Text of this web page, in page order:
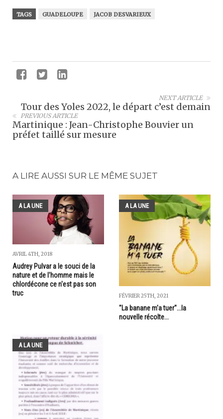
TAGS GUADELOUPE JACOB DESVARIEUX
NEXT ARTICLE
Tour des Yoles 2022, le départ c’est demain
PREVIOUS ARTICLE
Martinique : Jean-Christophe Bouvier un
préfet taillé sur mesure
A LIRE AUSSI SUR LE MÊME SUJET
A LA UNE
AVRIL 4TH, 2018
Audrey Pulvar a le souci de la
nature et de l'homme mais le
chlordécone ce n'est pas son
truc
A LA UNE
FÉVRIER 25TH, 2021
"La banane m'a tuer"...la
nouvelle récolte...
A LA UNE